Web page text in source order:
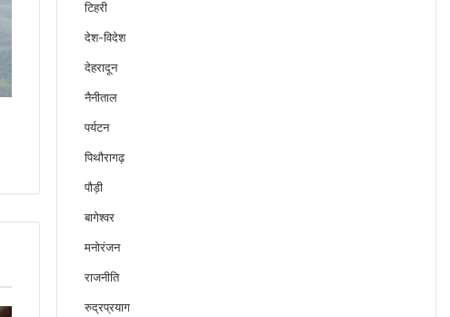
टिहरी
देश-विदेश
देहरादून
नैनीताल
पर्यटन
पिथौरागढ़
पौड़ी
बागेश्वर
मनोरंजन
राजनीति
रुद्रप्रयाग